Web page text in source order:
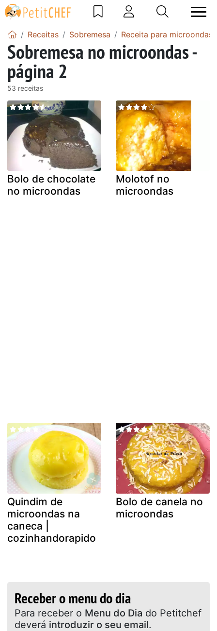
Receitas Sobremesa Receita para microondas
Sobremesa no microondas -
página 2
53 receitas
Bolo de chocolate
no microondas
Molotof no
microondas
Quindim de
microondas na
caneca |
cozinhandorapido
Bolo de canela no
microondas
Receber o menu do dia
Para receber o Menu do Dia do Petitchef
deverá introduzir o seu email.